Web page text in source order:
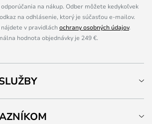
na nákup. Odber môžete kedykoľvek
na odhlásenie, ktorý je súčasťou e-mailov.
v pravidláchochrany osobných údajov.
hodnota objednávky je 249 €.